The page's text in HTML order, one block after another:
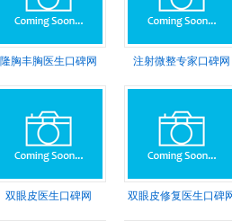
隆胸丰胸医生口碑网 注射微整专家口碑网
双眼皮医生口碑网 双眼皮修复医生口碑